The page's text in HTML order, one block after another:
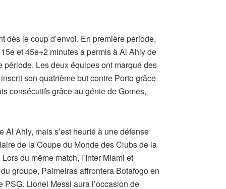
le coup d’envoi. En première période,
et 45e+2 minutes a permis à Al Ahly de
période. Les deux équipes ont marqué des
son quatrième but contre Porto grâce
consécutifs grâce au génie de Gomes,
Ahly, mais s’est heurté à une défense
de la Coupe du Monde des Clubs de la
du même match, l’Inter Miami et
groupe, Palmeiras affrontera Botafogo en
Lionel Messi aura l’occasion de